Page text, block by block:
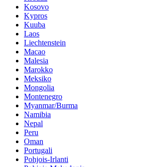
Kosovo
Kypros
Kuuba
Laos
Liechtenstein
Macao
Malesia
Marokko
Meksiko
Mongolia
Montenegro
Myanmar/Burma
Namibia
Nepal
Peru
Oman
Portugali
Pohjois-Irlanti